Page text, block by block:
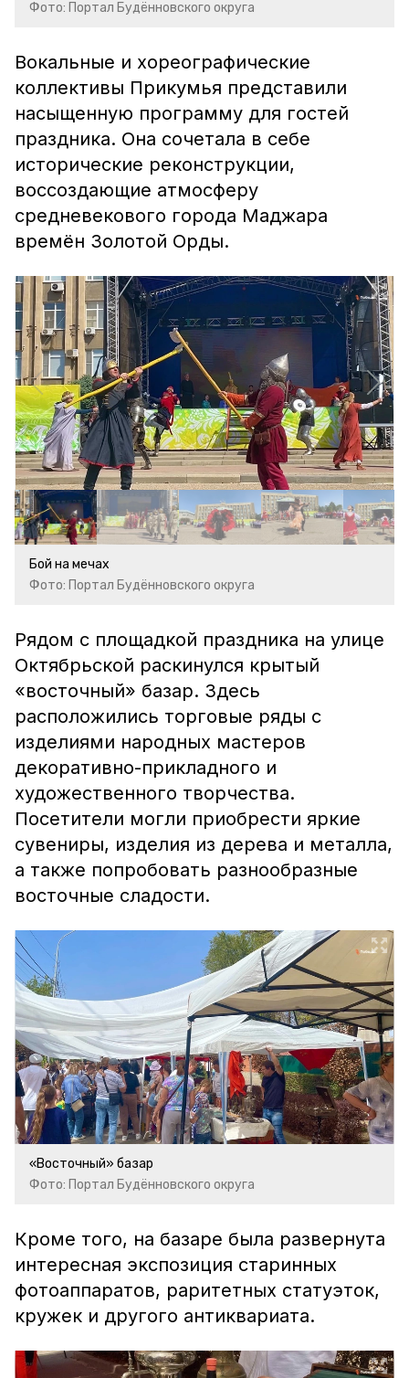
Фото: Портал Будённовского округа
Вокальные и хореографические
коллективы Прикумья представили
насыщенную программу для гостей
праздника. Она сочетала в себе
исторические реконструкции,
воссоздающие атмосферу
средневекового города Маджара
времён Золотой Орды.
Бой на мечах
Фото: Портал Будённовского округа
Рядом с площадкой праздника на улице
Октябрьской раскинулся крытый
«восточный» базар. Здесь
расположились торговые ряды с
изделиями народных мастеров
декоративно-прикладного и
художественного творчества.
Посетители могли приобрести яркие
сувениры, изделия из дерева и металла,
а также попробовать разнообразные
восточные сладости.
«Восточный» базар
Фото: Портал Будённовского округа
Кроме того, на базаре была развернута
интересная экспозиция старинных
фотоаппаратов, раритетных статуэток,
кружек и другого антиквариата.